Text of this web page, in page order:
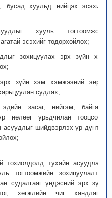
хуульд нийцэх эсэхийг
хууль тогтоомжоор
эсэхийг тодорхойлох;
зохицуулах эрх зүйн хэм
зүйн хэм хэмжээний эерэг
судлах;
засаг, нийгэм, байгаль
нөлөөг урьдчилан тооцсоны
асуудлыг шийдвэрлэх үр дүнтэй
тохиолдолд тухайн асуудлаар
тогтоомжийн зохицуулалтын
судалгааг үндэсний эрх зүйн
хөгжлийн чиг хандлагыг